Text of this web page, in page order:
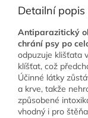
Detailní
Antiparazitický
chrání psy po
odpuzuje klišťata
klíšťat, což
Účinné látky
a krve, takže
způsobené
vhodný i pro